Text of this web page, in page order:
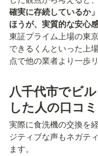
確実に存続しているか
ほうが、実質的な安心
東証プライム上場の東
できるくんといった上
点で他の業者より一歩
八千代市でビ
した人の口コ
実際に食洗機の交換を
ジティブな声もネガテ
ます。